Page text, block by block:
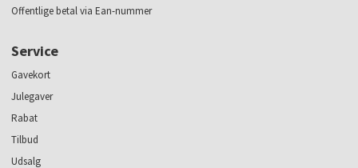
Offentlige betal via Ean-nummer
Service
Gavekort
Julegaver
Rabat
Tilbud
Udsalg